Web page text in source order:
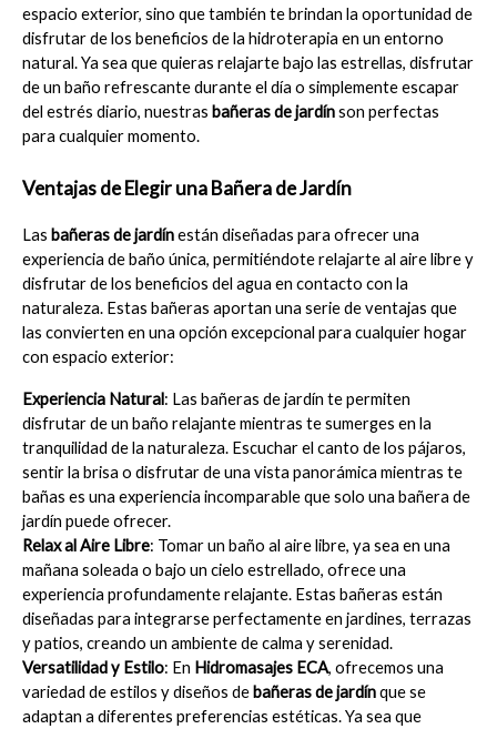
espacio exterior, sino que también te brindan la oportunidad de
disfrutar de los beneficios de la hidroterapia en un entorno
natural. Ya sea que quieras relajarte bajo las estrellas, disfrutar
de un baño refrescante durante el día o simplemente escapar
del estrés diario, nuestras bañeras de jardín son perfectas
para cualquier momento.
Ventajas de Elegir una Bañera de Jardín
Las bañeras de jardín están diseñadas para ofrecer una
experiencia de baño única, permitiéndote relajarte al aire libre y
disfrutar de los beneficios del agua en contacto con la
naturaleza. Estas bañeras aportan una serie de ventajas que
las convierten en una opción excepcional para cualquier hogar
con espacio exterior:
Experiencia Natural: Las bañeras de jardín te permiten
disfrutar de un baño relajante mientras te sumerges en la
tranquilidad de la naturaleza. Escuchar el canto de los pájaros,
sentir la brisa o disfrutar de una vista panorámica mientras te
bañas es una experiencia incomparable que solo una bañera de
jardín puede ofrecer.
Relax al Aire Libre: Tomar un baño al aire libre, ya sea en una
mañana soleada o bajo un cielo estrellado, ofrece una
experiencia profundamente relajante. Estas bañeras están
diseñadas para integrarse perfectamente en jardines, terrazas
y patios, creando un ambiente de calma y serenidad.
Versatilidad y Estilo: En Hidromasajes ECA, ofrecemos una
variedad de estilos y diseños de bañeras de jardín que se
adaptan a diferentes preferencias estéticas. Ya sea que